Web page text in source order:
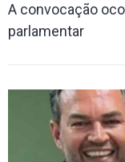
A convocação
parlamentar